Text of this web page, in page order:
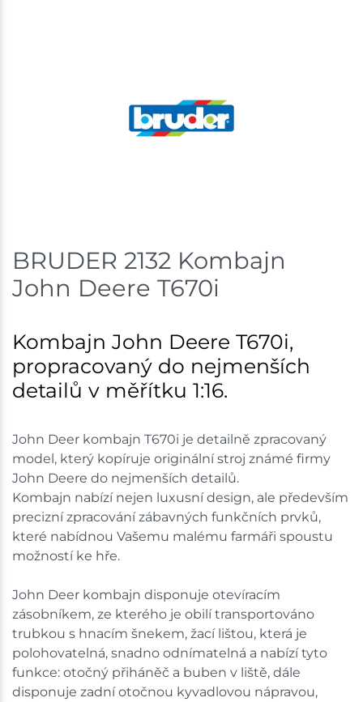
BRUDER 2132 Kombajn
John Deere T670i
Kombajn John Deere T670i,
propracovaný do nejmenších
detailů v měřítku 1:16.
John Deer kombajn T670i je detailně zpracovaný
model, který kopíruje originální stroj známé firmy
John Deere do nejmenších detailů.
Kombajn nabízí nejen luxusní design, ale především
precizní zpracování zábavných funkčních prvků,
které nabídnou Vašemu malému farmáři spoustu
možností ke hře.
John Deer kombajn disponuje otevíracím
zásobníkem, ze kterého je obilí transportováno
trubkou s hnacím šnekem, žací lištou, která je
polohovatelná, snadno odnímatelná a nabízí tyto
funkce: otočný přiháněč a buben v liště, dále
disponuje zadní otočnou kyvadlovou nápravou,